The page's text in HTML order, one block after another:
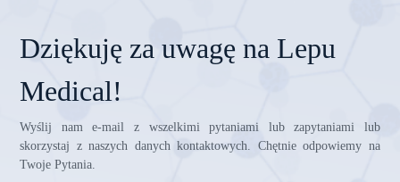
Dziękuję za uwagę na Lepu
Medical!
Wyślij nam e-mail z wszelkimi pytaniami lub zapytaniami lub
skorzystaj z naszych danych kontaktowych. Chętnie odpowiemy na
Twoje Pytania.